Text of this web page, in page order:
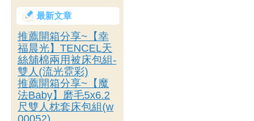
最新文章
推薦開箱分享~【幸
福晨光】TENCEL天
絲舖棉兩用被床包組-
雙人(流光霓彩)
推薦開箱分享~【魔
法Baby】磨毛5x6.2
尺雙人枕套床包組(w
00052)